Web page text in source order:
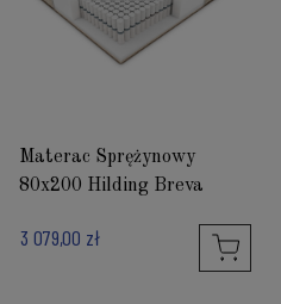
Materac Sprężynowy
80x200 Hilding Breva
3 079,00 zł